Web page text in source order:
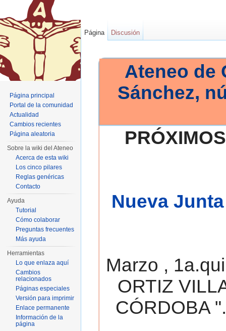
Ateneo de
Sánchez,
Nueva
Marzo ,
ORTIZ
CÓRDOBA
Página Discusión
Página principal
Portal de la comunidad
Actualidad
Cambios recientes
Página aleatoria
Sobre la wiki del Ateneo
Acerca de esta wiki
Los cinco pilares
Reglas genéricas
Contacto
Ayuda
Tutorial
Cómo colaborar
Preguntas frecuentes
Más ayuda
Herramientas
Lo que enlaza aquí
Cambios
relacionados
Páginas especiales
Versión para imprimir
Enlace permanente
Información de la
página